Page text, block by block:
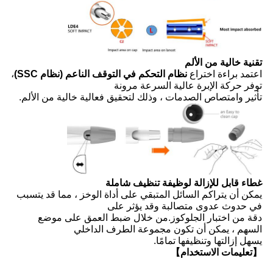
تقنية خالية من الألم
اعتمد براءة اختراع نظام التحكم في التوقف الناعم (نظام SSC)
،
توفر حركة الإبرة عالية السرعة مرونة
تأثير وامتصاص الصدمات ، وذلك لتحقيق فعالية خالية من الألم.
غطاء قابل للإزالة لوظيفة تنظيف شاملة
يمكن أن يتراكم السائل المتبقي على أداة الوخز ، مما قد يتسبب
في حدوث عدوى متصالبة وقد يؤثر على
دقة من اختبار الجلوكوز.من خلال ضبط العمق على موضع
السهم ، يمكن أن تكون مجموعة الطرف الداخلي
يسهل إزالتها وتنظيفها تمامًا.
【تعليمات الاستخدام】